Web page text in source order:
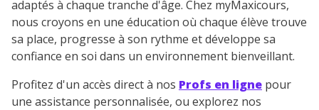
adaptés à chaque tranche d'âge. Chez myMaxicours,
nous croyons en une éducation où chaque élève trouve
sa place, progresse à son rythme et développe sa
confiance en soi dans un environnement bienveillant.
Profitez d'un accès direct à nos Profs en ligne pour
une assistance personnalisée, ou explorez nos